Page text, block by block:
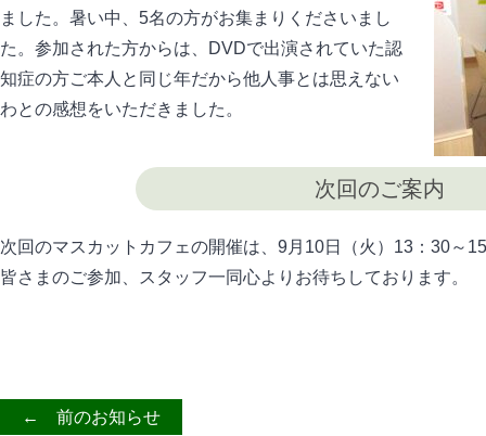
ました。暑い中、5名の方がお集まりくださいまし
た。参加された方からは、DVDで出演されていた認
知症の方ご本人と同じ年だから他人事とは思えない
わとの感想をいただきました。
次回のご案内
次回のマスカットカフェの開催は、9月10日（火）13：30～
皆さまのご参加、スタッフ一同心よりお待ちしております。
← 前のお知らせ